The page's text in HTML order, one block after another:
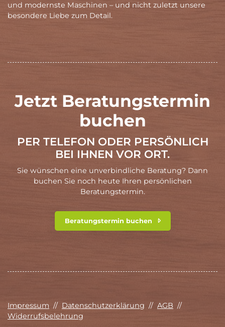
und modernste Maschinen – und nicht zuletzt unsere
besondere Liebe zum Detail.
Jetzt Beratungstermin
buchen
PER TELEFON ODER PERSÖNLICH
BEI IHNEN VOR ORT.
Sie wünschen eine unverbindliche Beratung? Dann
buchen Sie noch heute Ihren persönlichen
Beratungstermin.
Beratungstermin buchen
Impressum // Datenschutzerklärung // AGB //
Widerrufsbelehrung